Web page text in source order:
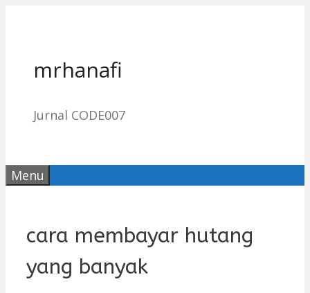
mrhanafi
Jurnal CODE007
Menu
cara membayar hutang
yang banyak